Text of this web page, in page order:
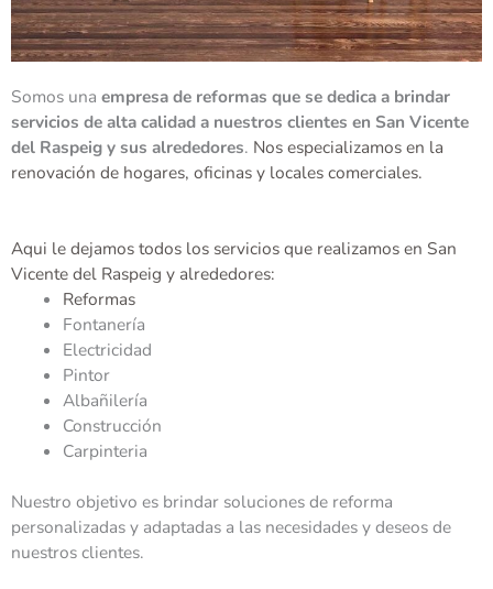
Somos una empresa de reformas que se dedica a brindar
servicios de alta calidad a nuestros clientes en San Vicente
del Raspeig y sus alrededores. Nos especializamos en la
renovación de hogares, oficinas y locales comerciales.
Aqui le dejamos todos los servicios que realizamos en San
Vicente del Raspeig y alrededores:
Reformas
Fontanería
Electricidad
Pintor
Albañilería
Construcción
Carpinteria
Nuestro objetivo es brindar soluciones de reforma
personalizadas y adaptadas a las necesidades y deseos de
nuestros clientes.